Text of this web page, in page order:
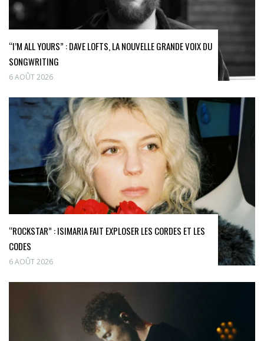
“I’M ALL YOURS” : DAVE LOFTS, LA NOUVELLE GRANDE VOIX DU
SONGWRITING
6 AOÛT 2026
“ROCKSTAR” : ISIMARIA FAIT EXPLOSER LES CORDES ET LES
CODES
6 AOÛT 2026